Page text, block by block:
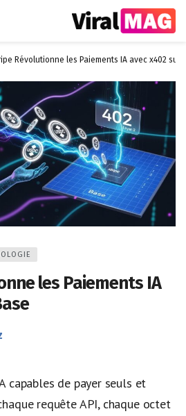
Révolutionne les Paiements IA avec x402 sur
les Paiements IA
capables de payer seuls et
requête API, chaque octet